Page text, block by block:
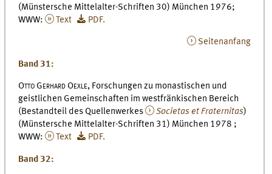
(Münstersche Mittelalter-Schriften 30) München 1976;
WWW:
Text PDF.
Seitenanfang
Band 31:
Otto Gerhard Oexle, Forschungen zu monastischen und
geistlichen Gemeinschaften im westfränkischen Bereich
(Bestandteil des Quellenwerkes
Societas et Fraternitas)
(Münstersche Mittelalter-Schriften 31) München 1978 ;
WWW:
Text PDF.
Band 32: